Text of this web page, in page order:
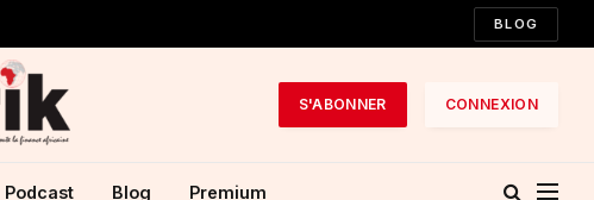
BLOG
S'ABONNER CONNEXION
Podcast Blog Premium